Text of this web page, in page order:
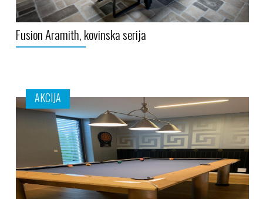
Fusion Aramith, kovinska serija
AKCIJA